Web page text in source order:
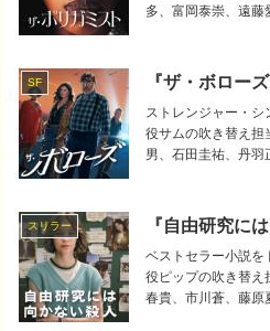
多、富岡泰崇、遠藤
SF 『ザ・ボロー
ストレンジャー・
役サムの吹き替え担
男、石田圭祐、丹
スリラー 『自由研究に
ベストセラー小説
役ピップの吹き替え
春貴、市川蒼、藤原